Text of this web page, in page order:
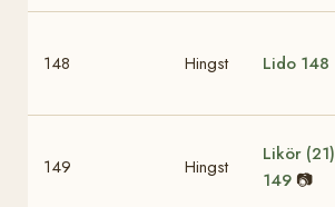
148 Hingst Lido 148
149 Hingst
Likör (21)
149 📷